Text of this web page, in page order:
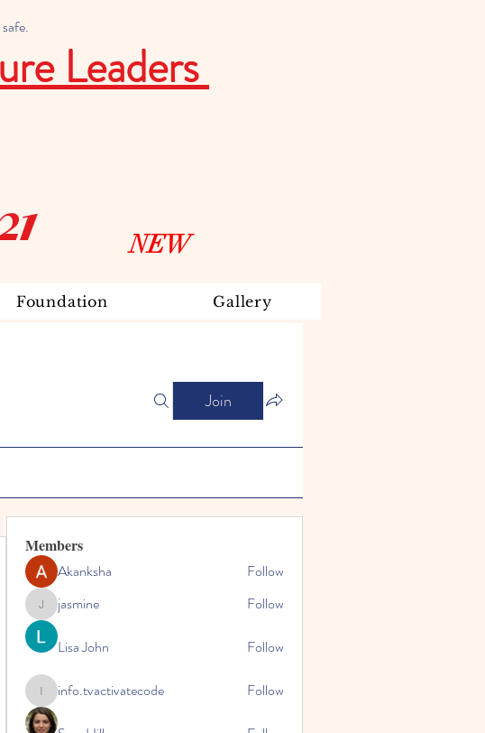
Leaders
Foundation Gallery
NEW
Join
Members
Akanksha
Follow
jasminejasmine Follow
Lisa John Follow
info.tvactivatecode
info.tvactivatecode Follow